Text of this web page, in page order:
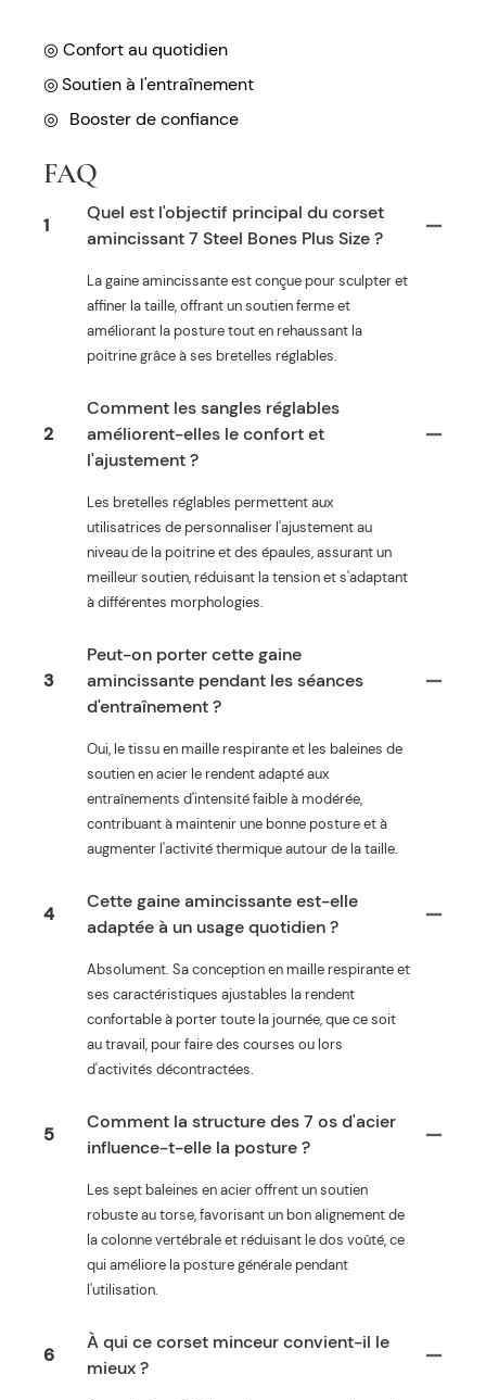
◎ Confort au quotidien
◎Soutien à l'entraînement
◎ Booster de confiance
FAQ
1
Quel est l'objectif principal du corset
amincissant 7 Steel Bones Plus Size ?
La gaine amincissante est conçue pour sculpter et
affiner la taille, offrant un soutien ferme et
améliorant la posture tout en rehaussant la
poitrine grâce à ses bretelles réglables.
2
Comment les sangles réglables
améliorent-elles le confort et
l'ajustement ?
Les bretelles réglables permettent aux
utilisatrices de personnaliser l'ajustement au
niveau de la poitrine et des épaules, assurant un
meilleur soutien, réduisant la tension et s'adaptant
à différentes morphologies.
3
Peut-on porter cette gaine
amincissante pendant les séances
d'entraînement ?
Oui, le tissu en maille respirante et les baleines de
soutien en acier le rendent adapté aux
entraînements d'intensité faible à modérée,
contribuant à maintenir une bonne posture et à
augmenter l'activité thermique autour de la taille.
4
Cette gaine amincissante est-elle
adaptée à un usage quotidien ?
Absolument. Sa conception en maille respirante et
ses caractéristiques ajustables la rendent
confortable à porter toute la journée, que ce soit
au travail, pour faire des courses ou lors
d'activités décontractées.
5
Comment la structure des 7 os d'acier
influence-t-elle la posture ?
Les sept baleines en acier offrent un soutien
robuste au torse, favorisant un bon alignement de
la colonne vertébrale et réduisant le dos voûté, ce
qui améliore la posture générale pendant
l'utilisation.
6
À qui ce corset minceur convient-il le
mieux ?